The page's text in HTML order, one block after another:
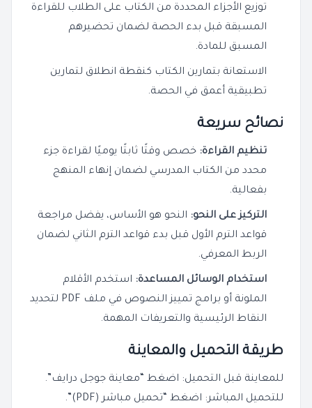
توزيع الأجزاء المحددة من الكتاب على الطلاب للقراءة
المسبقة قبل بدء الحصة لضمان تحضيرهم
المسبق للمادة.
الاستعانة بتمارين الكتاب كنقطة انطلاق لتمارين
تطبيقية أعمق في الحصة.
نصائح سريعة
تنظيم القراءة: خصص وقتًا ثابتًا يوميًا لقراءة جزء
محدد من الكتاب المدرسي لضمان إنهاء المنهج
بفعالية.
التركيز على النحو: النحو هو الأساس، يفضل مراجعة
قواعد الترم الأول قبل بدء قواعد الترم الثاني لضمان
الربط المعرفي.
استخدام الوسائل المساعدة: استخدم الأقلام
الملونة أو برامج تمييز النصوص في ملف PDF لتحديد
النقاط الرئيسية والتعريفات المهمة.
طريقة التحميل والمعاينة
للمعاينة قبل التحميل: اضغط “معاينة جوجل درايف”.
للتحميل المباشر: اضغط “تحميل مباشر (PDF)”.